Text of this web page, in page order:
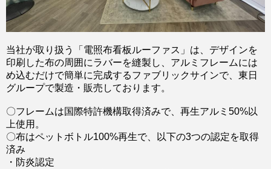
当社が取り扱う「電照布看板ルーファス」は、デザインを
印刷した布の周囲にラバーを縫製し、アルミフレームには
め込むだけで簡単に完成するファブリックサインで、東日
グループで製造・販売しております。
〇フレームは国際特許機構取得済みで、再生アルミ50%以
上使用。
〇布はペットボトル100%再生で、以下の3つの認定を取得
済み
・防炎認定